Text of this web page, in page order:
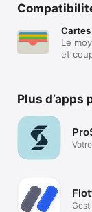
Cartes
Le
et
Plus d’apps